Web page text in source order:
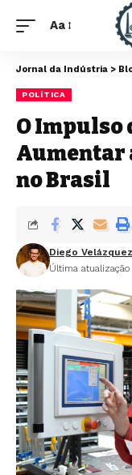
Aa
Jornal da Indústria >
POLÍTICA
O
Aumentar
no Brasil
Última
Diego Velázquez